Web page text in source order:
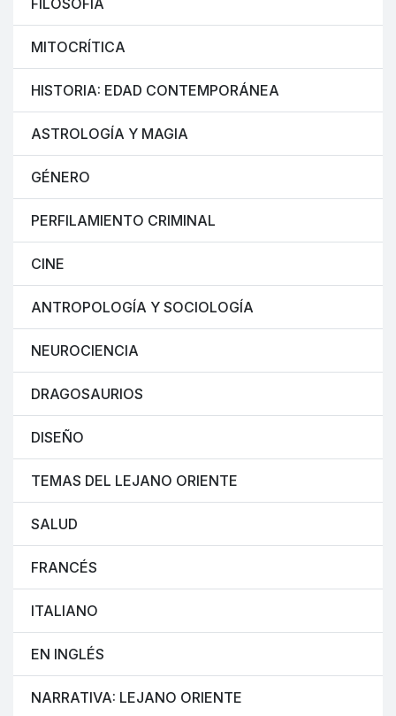
FILOSOFÍA
MITOCRÍTICA
HISTORIA: EDAD CONTEMPORÁNEA
ASTROLOGÍA Y MAGIA
GÉNERO
PERFILAMIENTO CRIMINAL
CINE
ANTROPOLOGÍA Y SOCIOLOGÍA
NEUROCIENCIA
DRAGOSAURIOS
DISEÑO
TEMAS DEL LEJANO ORIENTE
SALUD
FRANCÉS
ITALIANO
EN INGLÉS
NARRATIVA: LEJANO ORIENTE